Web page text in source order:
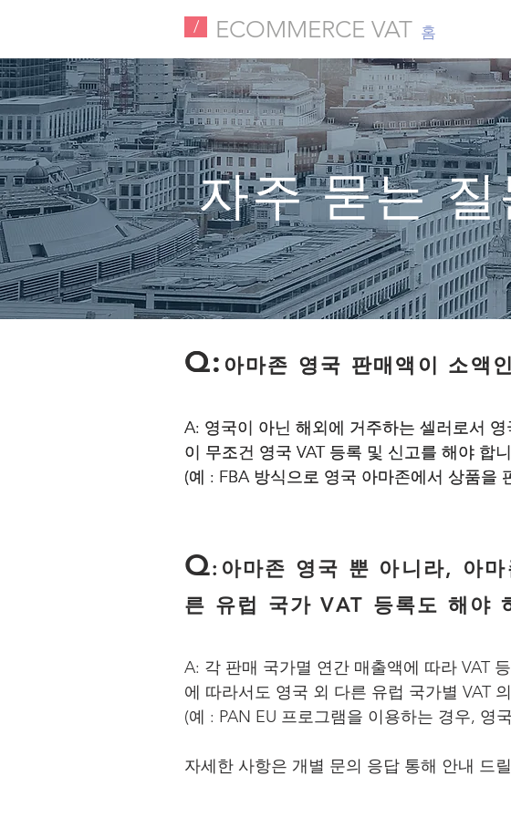
ECOMMERCE VAT
/
자주 묻는
​Q: 아마존 영국 판매액이 소액
A: 영국이 아닌 해외에 거주하는 셀러로서
이 무조건 영국 VAT 등록 및 신고를 해야 합
(예 : FBA 방식으로 영국 아마존에서 상품을
홈
Q: 아마존 영국 판매액이 소액
A: 영국이 아닌 해외에 거주하는 셀러로서
이 무조건 영국 VAT 등록 및 신고를 해야 합
(예 : FBA 방식으로 영국 아마존에서 상품을
​Q:아마존 영국 뿐 아니라, 아
른 유럽 국가 VAT 등록도 해야
A: 각 판매 국가멸 연간 매출액에 따라 VAT
에 따라서도 영국 외 다른 유럽 국가별 VAT
(예 : PAN EU 프로그램을 이용하는 경우, 영
자세한 사항은 개별 문의 응답 통해 안내 드